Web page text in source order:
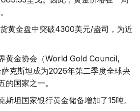
黄金盘中突破4300美元/盎司，为近
黄金协会（World Gold Council,
克斯坦成为2026年第二季度全球央
的国家之一。
斯坦国家银行黄金储备增加了15吨。